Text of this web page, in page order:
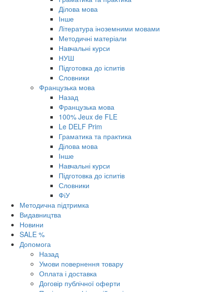
Ділова мова
Інше
Література іноземними мовами
Методичні матеріали
Навчальні курси
НУШ
Підготовка до іспитів
Словники
Французька мова
Назад
Французька мова
100% Jeux de FLE
Le DELF Prim
Граматика та практика
Ділова мова
Інше
Навчальні курси
Підготовка до іспитів
Словники
ФіУ
Методична підтримка
Видавництва
Новини
SALE %
Допомога
Назад
Умови повернення товару
Оплата і доставка
Договір публічної оферти